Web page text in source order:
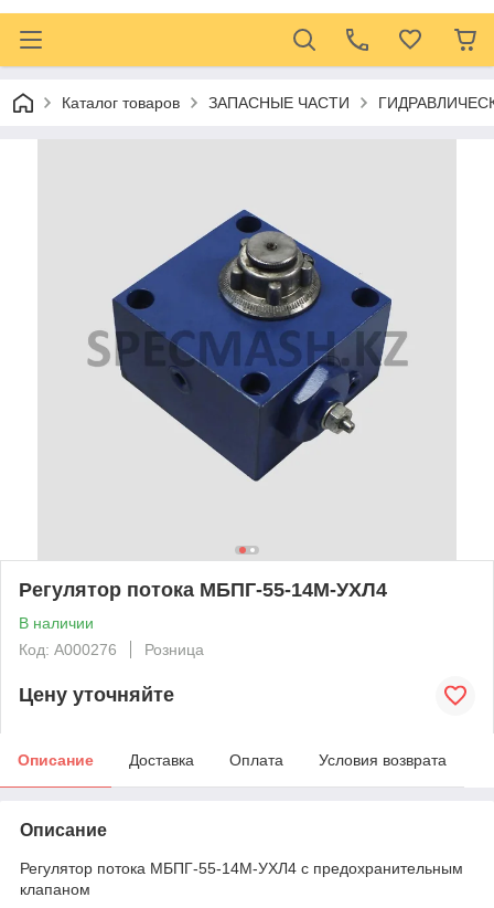
Каталог товаров ЗАПАСНЫЕ ЧАСТИ
Регулятор потока МБПГ-55-14М-УХЛ4
В наличии
Код: А000276
Розница
Цену уточняйте
Описание Доставка Оплата Условия возврата
Описание
Регулятор потока МБПГ-55-14М-УХЛ4 с предохранительным
клапаном